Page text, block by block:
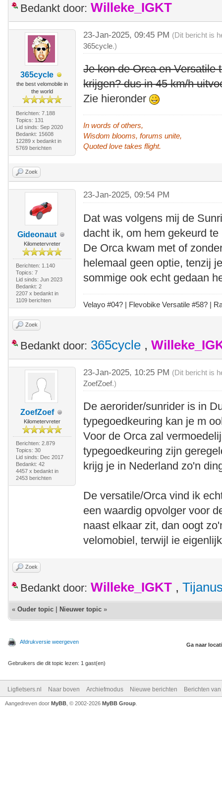
Bedankt door: Willeke_IGKT
365cycle
the best velomobile in
the world
Berichten: 7.188
Topics: 131
Lid sinds: Sep 2020
Bedankt: 15608
12289 x bedankt in
5769 berichten
23-Jan-2025, 09:45 PM (Dit bericht is
365cycle.)
Je kon de Orca en Versatile
krijgen? dus in 45 km/h
Zie hieronder
In words of others,
Wisdom blooms, forums unite,
Quoted love takes flight.
Zoek
Gideonaut
Kilometervreter
Berichten: 1.140
Topics: 7
Lid sinds: Jun 2023
Bedankt: 2
2207 x bedankt in
1109 berichten
23-Jan-2025, 09:54 PM
Dat was volgens mij de
dacht ik, om hem gekeurd te
De Orca kwam met of
helemaal geen optie, tenzij
sommige ook echt gedaan
Velayo #04? | Flevobike Versatile #58? |
Zoek
Bedankt door: 365cycle ,
ZoefZoef
Kilometervreter
Berichten: 2.879
Topics: 30
Lid sinds: Dec 2017
Bedankt: 42
4457 x bedankt in
2453 berichten
23-Jan-2025, 10:25 PM (Dit bericht is
ZoefZoef.)
De aerorider/sunrider is in
typegoedkeuring kan je m
Voor de Orca zal
typegoedkeuring zijn
krijg je in Nederland zo'n
De versatile/Orca vind ik
een waardig opvolger voor
naast elkaar zit, dan oogt
velomobiel, terwijl ie
Zoek
Bedankt door: Willeke_IGKT ,
« Ouder topic Nieuwer topic »
Afdrukversie weergeven Ga naar
Gebruikers die dit topic lezen: 1 gast(en)
Ligfietsers.nl Naar boven Archiefmodus Nieuwe berichten Berichten
Aangedreven door MyBB , © 2002-2026 MyBB Group